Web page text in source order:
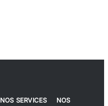
NOS SERVICES
NOS